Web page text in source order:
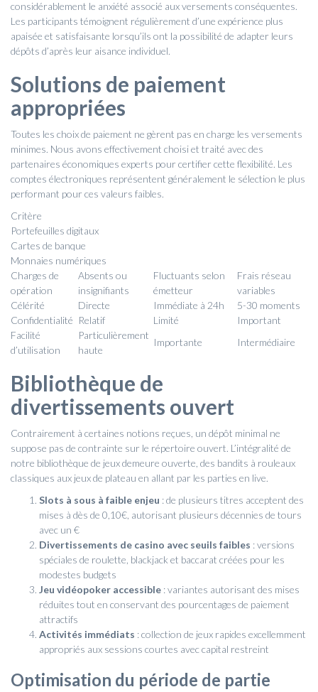
considérablement le anxiété associé aux versements conséquentes.
Les participants témoignent régulièrement d’une expérience plus
apaisée et satisfaisante lorsqu’ils ont la possibilité de adapter leurs
dépôts d’après leur aisance individuel.
Solutions de paiement
appropriées
Toutes les choix de paiement ne gèrent pas en charge les versements
minimes. Nous avons effectivement choisi et traité avec des
partenaires économiques experts pour certifier cette flexibilité. Les
comptes électroniques représentent généralement le sélection le plus
performant pour ces valeurs faibles.
Critère
Portefeuilles digitaux
Cartes de banque
Monnaies numériques
Charges de
opération
Absents ou
insignifiants
Fluctuants selon
émetteur
Frais réseau
variables
Célérité
Directe Immédiate à 24h
5-30 moments
Confidentialité Relatif Limité
Important
Facilité
d’utilisation
Particulièrement
haute
Importante Intermédiaire
Bibliothèque de
divertissements ouvert
Contrairement à certaines notions reçues, un dépôt minimal ne
suppose pas de contrainte sur le répertoire ouvert. L’intégralité de
notre bibliothèque de jeux demeure ouverte, des bandits à rouleaux
classiques aux jeux de plateau en allant par les parties en live.
Slots à sous à faible enjeu : de plusieurs titres acceptent des
mises à dès de 0,10€, autorisant plusieurs décennies de tours
avec un €
Divertissements de casino avec seuils faibles : versions
spéciales de roulette, blackjack et baccarat créées pour les
modestes budgets
Jeu vidéopoker accessible : variantes autorisant des mises
réduites tout en conservant des pourcentages de paiement
attractifs
Activités immédiats : collection de jeux rapides excellemment
appropriés aux sessions courtes avec capital restreint
Optimisation du période de partie